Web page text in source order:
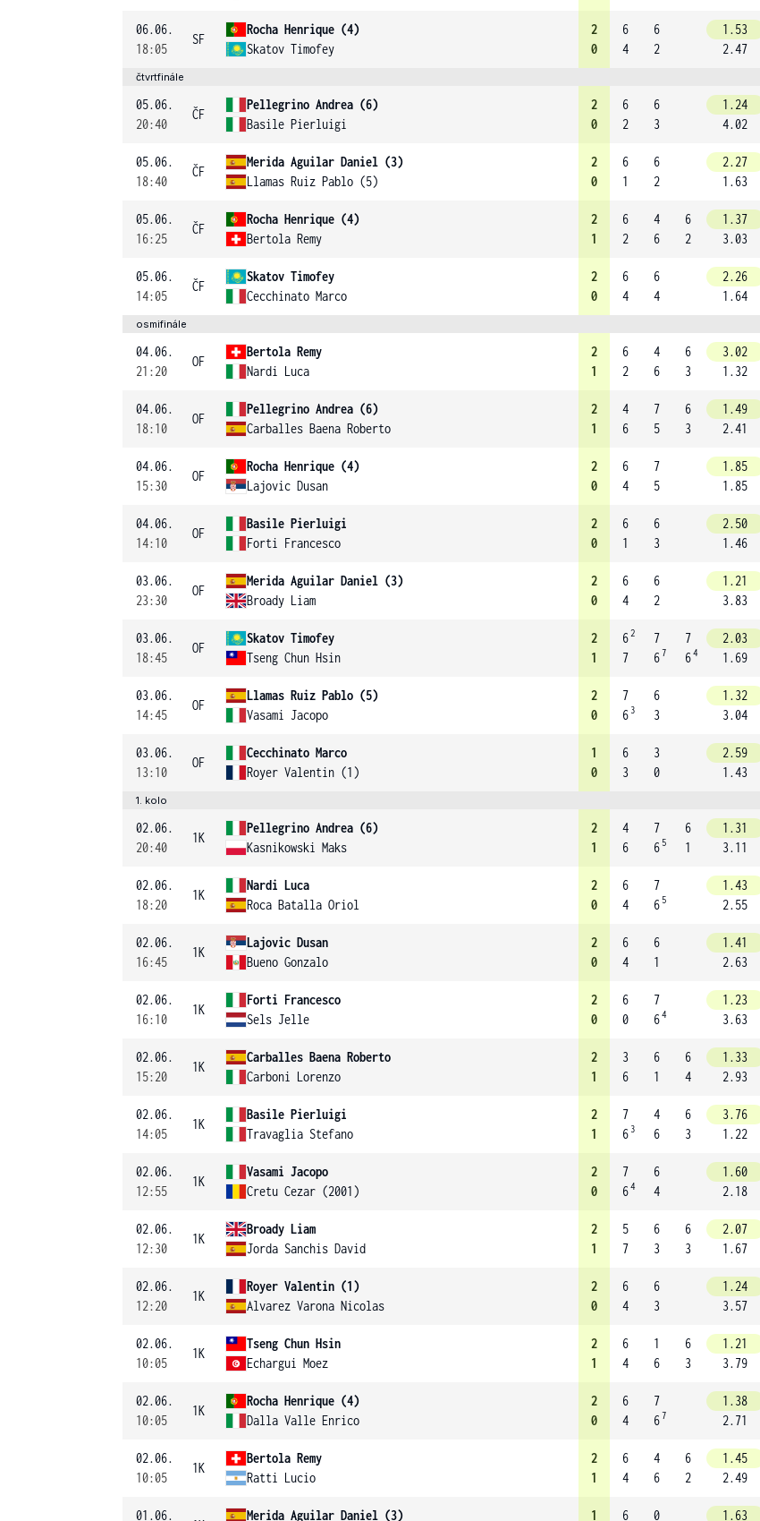
06.06.
18:05
SF
Rocha Henrique (4)
Skatov Timofey
2
0
6
4
6
2
1.53
2.47
čtvrtfinále
05.06.
20:40
ČF
Pellegrino Andrea (6)
Basile Pierluigi
2
0
6
2
6
3
1.24
4.02
05.06.
18:40
ČF
Merida Aguilar Daniel (3)
Llamas Ruiz Pablo (5)
2
0
6
1
6
2
2.27
1.63
05.06.
16:25
ČF
Rocha Henrique (4)
Bertola Remy
2
1
6
2
4
6
6
2
1.37
3.03
05.06.
14:05
ČF
Skatov Timofey
Cecchinato Marco
2
0
6
4
6
4
2.26
1.64
osmifinále
04.06.
21:20
OF
Bertola Remy
Nardi Luca
2
1
6
2
4
6
6
3
3.02
1.32
04.06.
18:10
OF
Pellegrino Andrea (6)
Carballes Baena Roberto
2
1
4
6
7
5
6
3
1.49
2.41
04.06.
15:30
OF
Rocha Henrique (4)
Lajovic Dusan
2
0
6
4
7
5
1.85
1.85
04.06.
14:10
OF
Basile Pierluigi
Forti Francesco
2
0
6
1
6
3
2.50
1.46
03.06.
23:30
OF
Merida Aguilar Daniel (3)
Broady Liam
2
0
6
4
6
2
1.21
3.83
03.06.
18:45
OF
Skatov Timofey
Tseng Chun Hsin
2
1
62
7
7
67
7
64
2.03
1.69
03.06.
14:45
OF
Llamas Ruiz Pablo (5)
Vasami Jacopo
2
0
7
6 3
6
3
1.32
3.04
03.06.
13:10
OF
Cecchinato Marco
Royer Valentin (1)
1
0
6
3
3
0
2.59
1.43
1. kolo
02.06.
20:40
1K
Pellegrino Andrea (6)
Kasnikowski Maks
2
1
4
6
7
6 5
6
1
1.31
3.11
02.06.
18:20
1K
Nardi Luca
Roca Batalla Oriol
2
0
6
4
7
6 5
1.43
2.55
02.06.
16:45
1K
Lajovic Dusan
Bueno Gonzalo
2
0
6
4
6
1
1.41
2.63
02.06.
16:10
1K
Forti Francesco
Sels Jelle
2
0
6
0
7
64
1.23
3.63
02.06.
15:20
1K
Carballes Baena Roberto
Carboni Lorenzo
2
1
3
6
6
1
6
4
1.33
2.93
02.06.
14:05
1K
Basile Pierluigi
Travaglia Stefano
2
1
7
6 3
4
6
6
3
3.76
1.22
02.06.
12:55
1K
Vasami Jacopo
Cretu Cezar (2001)
2
0
7
64
6
4
1.60
2.18
02.06.
12:30
1K
Broady Liam
Jorda Sanchis David
2
1
5
7
6
3
6
3
2.07
1.67
02.06.
12:20
1K
Royer Valentin (1)
Alvarez Varona Nicolas
2
0
6
4
6
3
1.24
3.57
02.06.
10:05
1K
Tseng Chun Hsin
Echargui Moez
2
1
6
4
1
6
6
3
1.21
3.79
02.06.
10:05
1K
Rocha Henrique (4)
Dalla Valle Enrico
2
0
6
4
7
67
1.38
2.71
02.06.
10:05
1K
Bertola Remy
Ratti Lucio
2
1
6
4
4
6
6
2
1.45
2.49
01.06. Merida Aguilar Daniel (3) 1 6 0 1.63